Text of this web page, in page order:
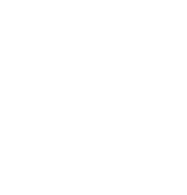
ライアントへ価
。 2026年8月18日
ジョイン。 http